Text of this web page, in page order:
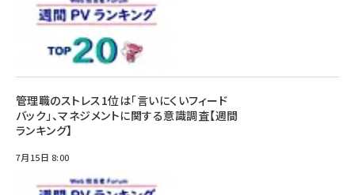
管理職のストレス1位は「言いにくいフィード
バック」、マネジメントに関する意識調査【週間
ランキング】
7月15日 8:00